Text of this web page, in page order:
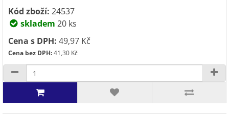
Kód zboží: 24537
skladem 20 ks
Cena s DPH: 49,97 Kč
Cena bez DPH:41,30 Kč